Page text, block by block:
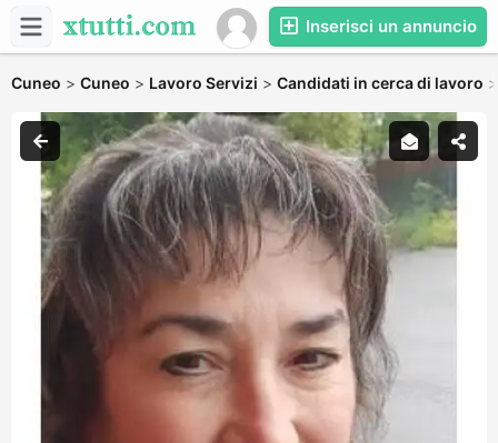
Inserisci un annuncio
Cuneo > Cuneo > Lavoro Servizi > Candidati in cerca di lavoro